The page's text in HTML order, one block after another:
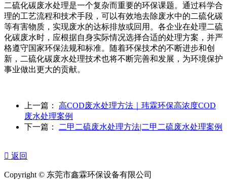
二硫化碳废水处理是一个复杂而重要的环保课题。通过科学合
理的工艺流程和技术手段，可以有效地去除废水中的二硫化碳
等有害物质，实现废水的达标排放或回用。各企业在处理二硫
化碳废水时，应根据自身实际情况选择合适的处理方案，并严
格遵守国家环保法规和标准。随着环保技术的不断进步和创
新，二硫化碳废水处理技术也将不断完善和发展，为环境保护
事业做出更大的贡献。
上一篇： 高COD废水处理方法｜玮霖环保高浓度COD
废水处理案例
下一篇：
二甲二硫废水处理方法|二甲二硫废水处理案例
 返回
Copyright © 东莞市鑫霖环保设备有限公司